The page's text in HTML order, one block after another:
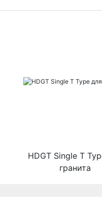
HDGT Single T
гранита